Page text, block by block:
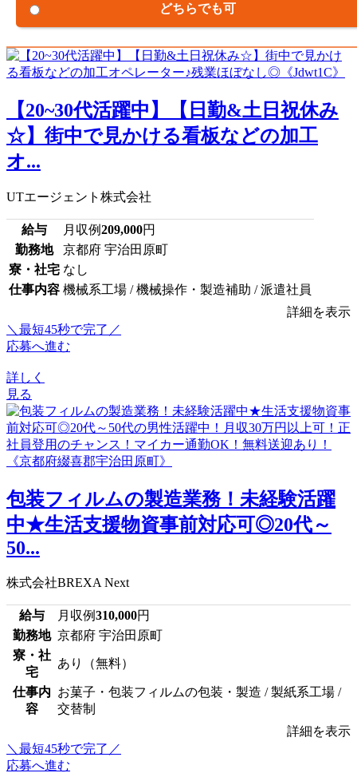
どちらでも可
【20~30代活躍中】【日勤&土日祝休み
☆】街中で見かける看板などの加工
オ...
UTエージェント株式会社
給与 月収例209,000円
勤務地
京都府 宇治田原町
寮・社宅 なし
仕事内容 機械系工場 / 機械操作・製造補助 / 派遣社員
詳細を表示
＼最短45秒で完了／
応募へ進む
詳しく
見る
包装フィルムの製造業務！未経験活躍
中★生活支援物資事前対応可◎20代～
50...
株式会社BREXA Next
給与 月収例310,000円
勤務地 京都府 宇治田原町
寮・社
宅
あり（無料）
仕事内
容
お菓子・包装フィルムの包装・製造 / 製紙系工場 /
交替制
詳細を表示
＼最短45秒で完了／
応募へ進む